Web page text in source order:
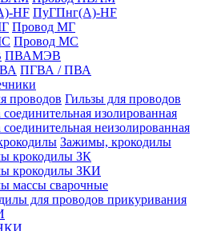
ПуГПнг(A)-HF
Провод МГ
Провод МС
ПВАМЭВ
ПГВА / ПВА
Гильзы для проводов
соединительная изолированная
соединительная неизолированная
Зажимы, крокодилы
крокодилы ЗК
крокодилы ЗКИ
массы сварочные
для проводов прикуривания